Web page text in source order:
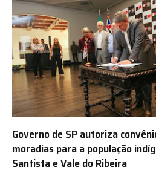
Governo de SP autoriza
moradias para a população
Santista e Vale do Ribeira